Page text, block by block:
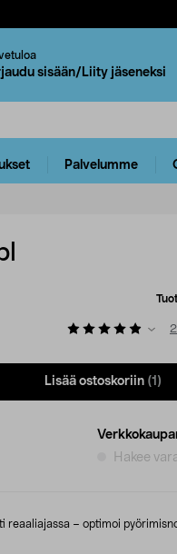
sisään/Liity jäseneksi
Palvelumme
Lisää ostoskoriin (1)
Hakee
reaaliajassa – optimoi